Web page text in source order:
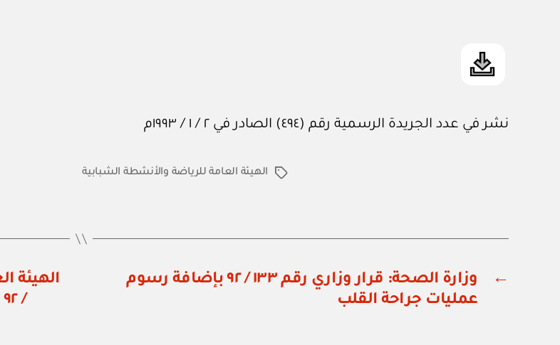
نشر في عدد الجريدة الرسمية رقم (٤٩٤) الصادر في ٢ / ١ / ١٩٩٣م
الوسومالهيئة العامة للرياضة والأنشطة الشبابية
←
وزارة الصحة: قرار وزاري رقم ١٣٣ / ٩٢ بإضافة رسوم
عمليات جراحة القلب